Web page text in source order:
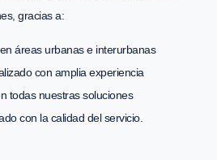
gracias a:
áreas urbanas e interurbanas
con amplia experiencia
todas nuestras soluciones
con la calidad del servicio.